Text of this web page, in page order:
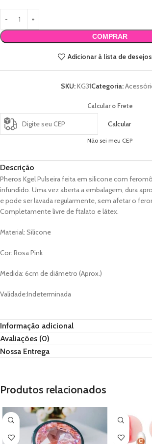
COMPRAR
Adicionar à lista de desejos
SKU:KG31Categoria:
Calcular o Frete
Calcular
Não sei meu CEP
Descrição
Pheros Kgel Pulseira feita em silicone com
infundido. Uma vez aberta a embalagem, dura
e pode ser lavada regularmente, sem afetar o
Completamente livre de ftalato e látex.
Material: Silicone
Cor: Rosa Pink
Medida: 6cm de diâmetro (Aprox.)
Validade:Indeterminada
Informação adicional
Avaliações (0)
Nossa Entrega
Produtos relacionados